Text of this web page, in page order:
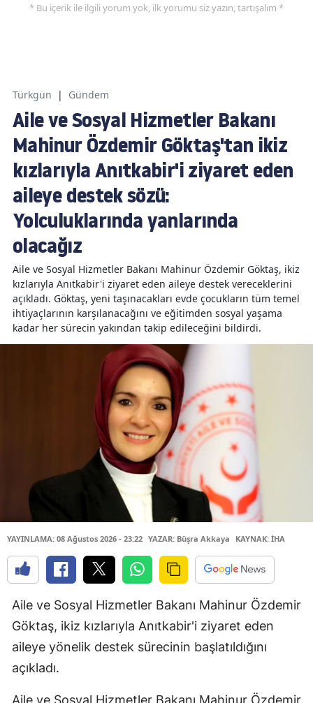
* Bu içerik ile ilgili yorum yok, ilk yorumu siz yazın, tartışalım *
Türkgün | Gündem
Aile ve Sosyal Hizmetler Bakanı
Mahinur Özdemir Göktaş'tan ikiz
kızlarıyla Anıtkabir'i ziyaret eden
aileye destek sözü:
Yolculuklarında yanlarında
olacağız
Aile ve Sosyal Hizmetler Bakanı Mahinur Özdemir Göktaş, ikiz
kızlarıyla Anıtkabir'i ziyaret eden aileye destek vereceklerini
açıkladı. Göktaş, yeni taşınacakları evde çocukların tüm temel
ihtiyaçlarının karşılanacağını ve eğitimden sosyal yaşama
kadar her sürecin yakından takip edileceğini bildirdi.
YAYINLAMA: 08 Ağustos 2026 - 23:22 YAZAR: Büşra Akkaya KAYNAK: İHA
Aile ve Sosyal Hizmetler Bakanı Mahinur Özdemir
Göktaş, ikiz kızlarıyla Anıtkabir'i ziyaret eden
aileye yönelik destek sürecinin başlatıldığını
açıkladı.